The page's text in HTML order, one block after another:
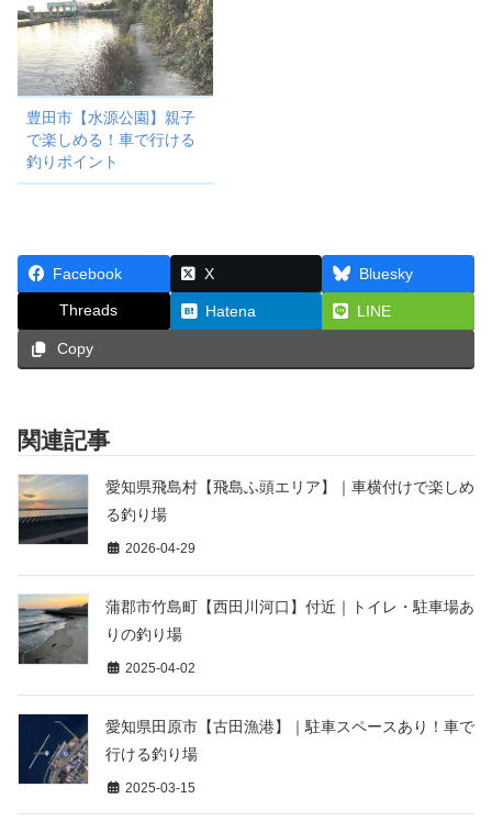
豊田市【水源公園】親子
で楽しめる！車で行ける
釣りポイント
Facebook X Bluesky
Threads Hatena LINE
Copy
関連記事
愛知県飛島村【飛島ふ頭エリア】｜車横付けで楽しめ
る釣り場
2026-04-29
蒲郡市竹島町【西田川河口】付近｜トイレ・駐車場あ
りの釣り場
2025-04-02
愛知県田原市【古田漁港】｜駐車スペースあり！車で
行ける釣り場
2025-03-15